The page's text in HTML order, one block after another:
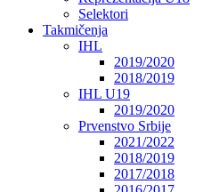
Selektori
Takmičenja
IHL
2019/2020
2018/2019
IHL U19
2019/2020
Prvenstvo Srbije
2021/2022
2018/2019
2017/2018